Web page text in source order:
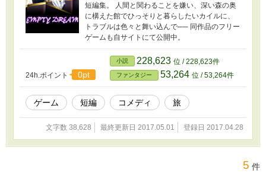
短編集。 人間と関わることを嫌い、深い森の奥
に構えた館でひっそりと暮らしたいカイルに、
トラブルは色々と舞い込んで── 同作品のフリー
ゲームも自サイトにて公開中。
24h.ポイント 0pt
小説 228,623 位 / 228,623件
ファンタジー 53,264 位 / 53,264件
ゲーム 短編 コメディ 旅
文字数 38,628 最終更新日 2017.05.01 登録日 2017.04.28
5 件